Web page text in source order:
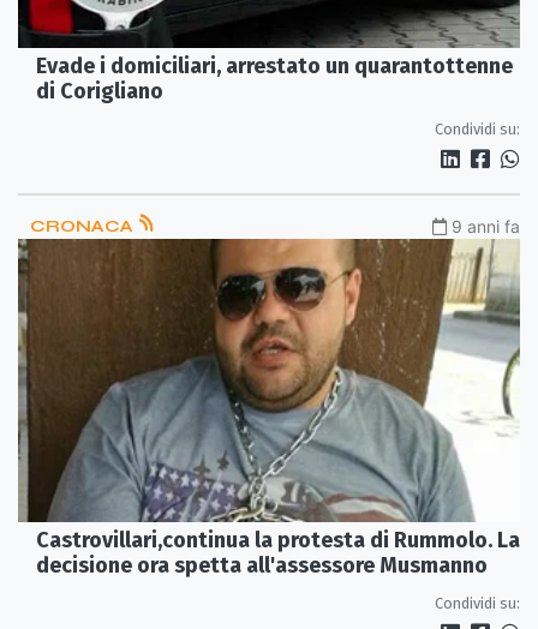
Evade i domiciliari, arrestato un quarantottenne
di Corigliano
Condividi su:
CRONACA 9 anni fa
Castrovillari,continua la protesta di Rummolo. La
decisione ora spetta all'assessore Musmanno
Condividi su: